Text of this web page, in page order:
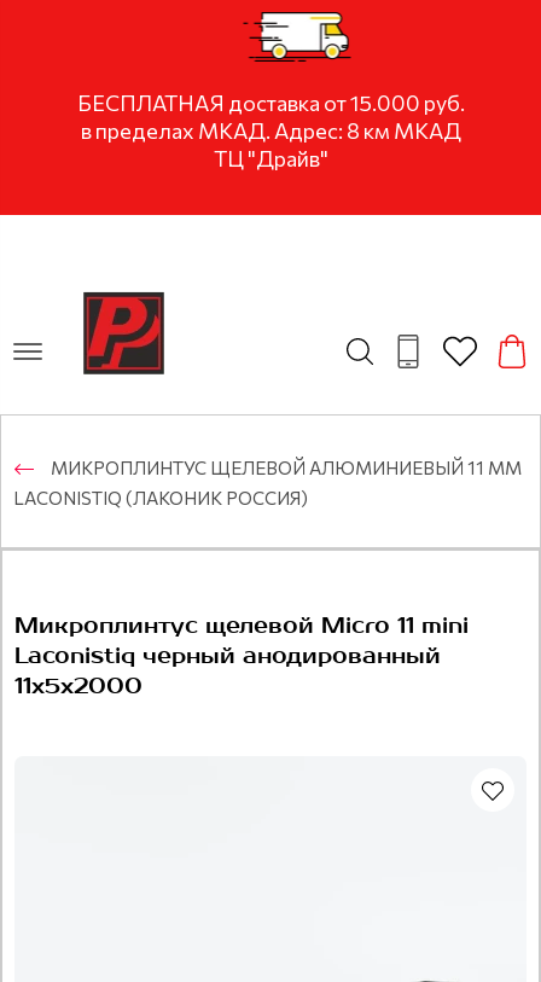
БЕСПЛАТНАЯ доставка от 15.000 руб.
в пределах МКАД. Адрес: 8 км МКАД
ТЦ "Драйв"
МИКРОПЛИНТУС ЩЕЛЕВОЙ АЛЮМИНИЕВЫЙ 11 ММ
LACONISTIQ (ЛАКОНИК РОССИЯ)
Микроплинтус щелевой Micro 11 mini
Laconistiq черный анодированный
11х5х2000